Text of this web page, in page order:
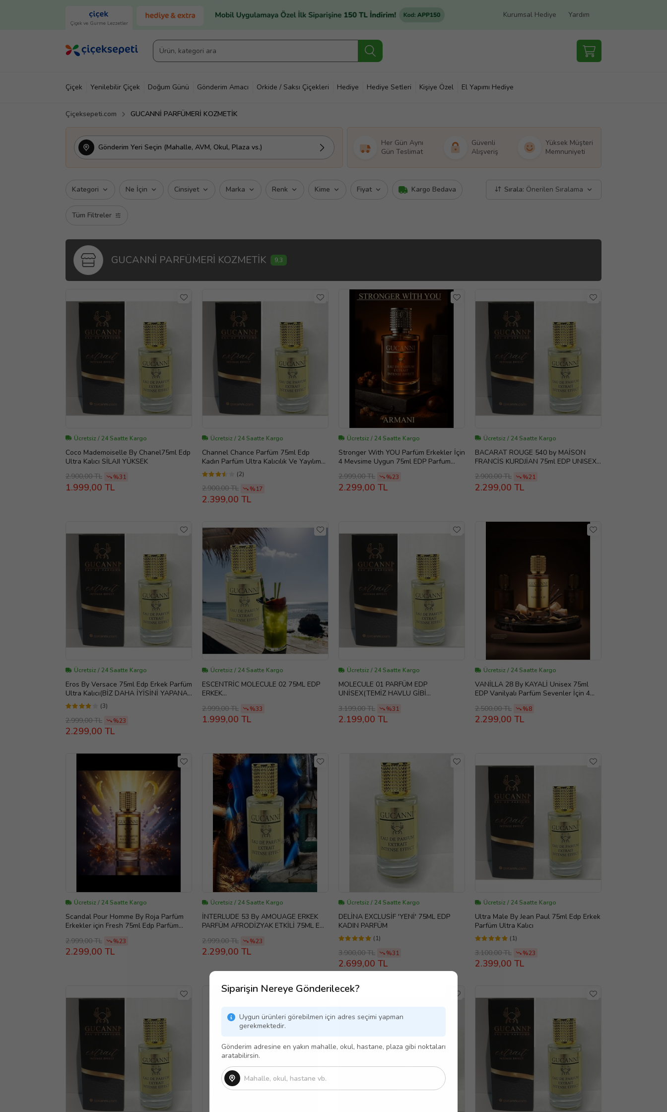
Çiçek ve Gurme Lezzetler
Kurumsal Hediye Yardım
Çiçek Yenilebilir Çiçek Doğum Günü Gönderim Amacı Orkide / Saksı Çiçekleri Hediye Hediye Setleri Kişiye Özel El Yapımı Hediye
Çiçeksepeti.com GUCANNİ PARFÜMERİ KOZMETİK
Gönderim Yeri Seçin (Mahalle, AVM, Okul, Plaza vs.)
Siparişin Nereye Gönderilecek?
Uygun ürünleri görebilmen için adres seçimi yapman
gerekmektedir.
Gönderim adresine en yakın mahalle, okul, hastane, plaza gibi noktaları
aratabilirsin.
Her Gün Aynı
Gün Teslimat
Güvenli
Alışveriş
Yüksek Müşteri
Memnuniyeti
Kategori Ne İçin Cinsiyet Marka Renk Kime Fiyat Kargo Bedava
Tüm Filtreler
Sırala: Önerilen Sıralama
GUCANNİ PARFÜMERİ KOZMETİK 9,3
Ücretsiz / 24 Saatte Kargo
Coco Mademoiselle By Chanel75ml Edp
Ultra Kalıcı SİLAJI YÜKSEK
2.900,00 TL
%31
1.999,00 TL
Ücretsiz / 24 Saatte Kargo
Channel Chance Parfüm 75ml Edp
Kadın Parfüm Ultra Kalıcılık Ve Yayılım
En Üst Kalite
(2)
2.900,00 TL %17
2.399,00 TL
Ücretsiz / 24 Saatte Kargo
Stronger With YOU Parfüm Erkekler İçin
4 Mevsime Uygun 75ml EDP Parfum
2.999,00 TL %23
2.299,00 TL
Ücretsiz / 24 Saatte Kargo
BACARAT ROUGE 540 by MAİSON
FRANCİS KURDJİAN 75ml EDP UNISEX
2.900,00 TL %21
2.299,00 TL
Ücretsiz / 24 Saatte Kargo
Eros By Versace 75ml Edp Erkek Parfüm
Ultra Kalıcı(BİZ DAHA İYİSİNİ YAPANA
KADAR ENİYİSİ BU)
(3)
2.999,00 TL %23
2.299,00 TL
Ücretsiz / 24 Saatte Kargo
ESCENTRİC MOLECULE 02 75ML EDP
ERKEK
İÇİN UYGUN)
2.999,00 TL %33
1.999,00 TL
Ücretsiz / 24 Saatte Kargo
MOLECULE 01 PARFÜM EDP
UNİSEX(TEMİZ HAVLU GİBİ
SEVENLER İÇİN İDEAL)
3.199,00 TL %31
2.199,00 TL
Ücretsiz / 24 Saatte Kargo
VANİLLA 28 By KAYALİ Unisex 75ml
EDP Vanilyalı Parfüm Sevenler İçin 4
2.500,00 TL %8
2.299,00 TL
Ücretsiz / 24 Saatte Kargo
Scandal Pour Homme By Roja Parfüm
Erkekler için Fresh 75ml Edp Parfüm
2.999,00 TL %23
2.299,00 TL
Ücretsiz / 24 Saatte Kargo
İNTERLUDE 53 By AMOUAGE ERKEK
PARFÜM AFRODİZYAK ETKİLİ 75ML EDP
2.999,00 TL %23
2.299,00 TL
Ücretsiz / 24 Saatte Kargo
DELİNA EXCLUSİF 'YENİ' 75ML EDP
KADIN PARFÜM
(1)
3.900,00 TL %31
2.699,00 TL
Ücretsiz / 24 Saatte Kargo
Ultra Male By Jean Paul 75ml Edp Erkek
Parfüm Ultra Kalıcı
(1)
3.100,00 TL %23
2.399,00 TL